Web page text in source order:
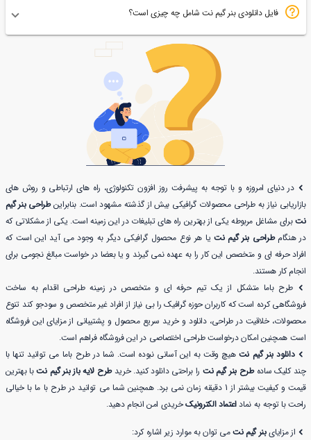
فایل دانلودی بنر گیم نت شامل چه چیزی است؟
در دنیای امروزه و با توجه به پیشرفت روز افزون تکنولوژی، راه های ارتباطی و روش های
بازاریابی نیاز به طراحی محصولات گرافیکی بیش از گذشته مشهود است. بنابراینطراحی بنر گیم
نتبرای مشاغل مربوطه یکی از بهترین راه های تبلیغات در این زمینه است. یکی از مشکلاتی که
در هنگامطراحی بنر گیم نت یا هر نوع محصول گرافیکی دیگر به وجود می آید این است که
افراد حرفه ای و متخصص این کار را به عهده نمی گیرند و یا بعضا در خواست مبالغ نجومی برای
انجام کار هستند.
طرح باما متشکل از یک تیم حرفه ای و متخصص در زمینه طراحی اقدام به ساخت
فروشگاهی کرده است که کاربران حوزه گرافیک را بی نیاز از افراد غیر متخصص و سودجو کند تنوع
محصولات، خلاقیت در طراحی، دانلود و خرید سریع محصول و پشتیبانی از مزایای این فروشگاه
است همچنین امکان درخواست طراحی اختصاصی در این فروشگاه فراهم است.
دانلود بنر گیم نتهیچ وقت به این آسانی نبوده است. شما در طرح باما می توانید تنها با
چند کلیک سادهطرح بنر گیم نت را براحتی دانلود کنید. خریدطرح لایه باز بنر گیم نتبا بهترین
قیمت و کیفیت بیشتر از 1 دقیقه زمان نمی برد. همچنین شما می توانید در طرح با ما با خیالی
راحت با توجه به نماداعتماد الکترونیکخریدی امن انجام دهید.
از مزایایبنر گیم نتمی توان به موارد زیر اشاره کرد: